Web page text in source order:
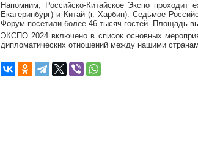
Напомним, Российско-Китайское Экспо проходит
Екатеринбург) и Китай (г. Харбин). Седьмое
Форум посетили более 46 тысяч гостей. Площадь
ЭКСПО 2024 включено в список основных
дипломатических отношений между нашими